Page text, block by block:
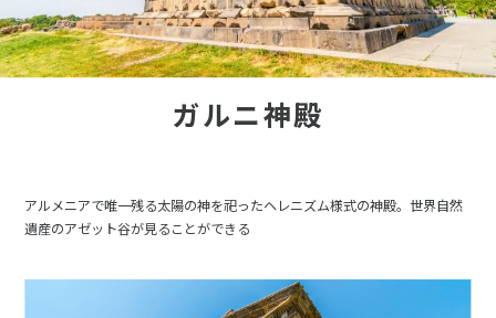
ガルニ神殿
アルメニアで唯一残る太陽の神を祀ったヘレニズム様式の神殿。世界自然
遺産のアゼット谷が見ることができる